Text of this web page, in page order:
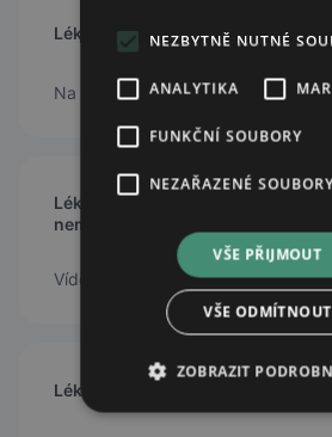
Lékárna U sv. Pankráce
Na Pankráci 976/99, Praha 4,
Lékárna Fakultní Thomayerovy
nemocnice
Vídeňská 800, 140 59 Praha 4 -
Lékárna Medispot Budějovická
NEZBYTNĚ NUTNÉ
ANALYTIKA
FUNKČNÍ SOUBORY
NEZAŘAZENÉ
VŠE PŘIJMOUT
VŠE ODMÍTNOUT
ZOBRAZIT